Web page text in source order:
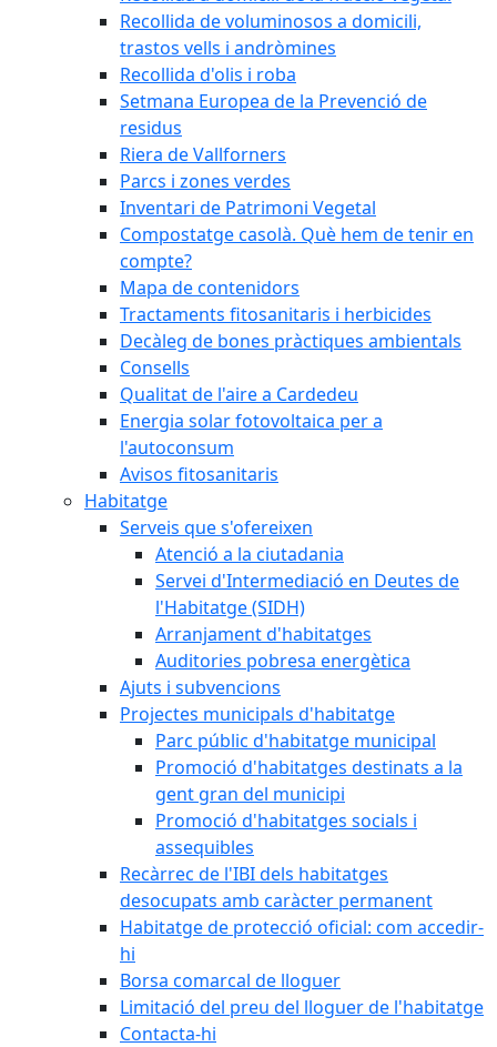
Recollida de voluminosos a domicili,
trastos vells i andròmines
Recollida d'olis i roba
Setmana Europea de la Prevenció de
residus
Riera de Vallforners
Parcs i zones verdes
Inventari de Patrimoni Vegetal
Compostatge casolà. Què hem de tenir en
compte?
Mapa de contenidors
Tractaments fitosanitaris i herbicides
Decàleg de bones pràctiques ambientals
Consells
Qualitat de l'aire a Cardedeu
Energia solar fotovoltaica per a
l'autoconsum
Avisos fitosanitaris
Habitatge
Serveis que s'ofereixen
Atenció a la ciutadania
Servei d'Intermediació en Deutes de
l'Habitatge (SIDH)
Arranjament d'habitatges
Auditories pobresa energètica
Ajuts i subvencions
Projectes municipals d'habitatge
Parc públic d'habitatge municipal
Promoció d'habitatges destinats a la
gent gran del municipi
Promoció d'habitatges socials i
assequibles
Recàrrec de l'IBI dels habitatges
desocupats amb caràcter permanent
Habitatge de protecció oficial: com accedir-
hi
Borsa comarcal de lloguer
Limitació del preu del lloguer de l'habitatge
Contacta-hi